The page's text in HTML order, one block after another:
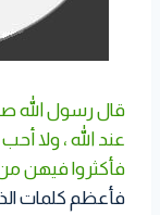
قال رسول الله
عند الله ، ولا
فأكثروا فيهن من
فأعظم كلمات